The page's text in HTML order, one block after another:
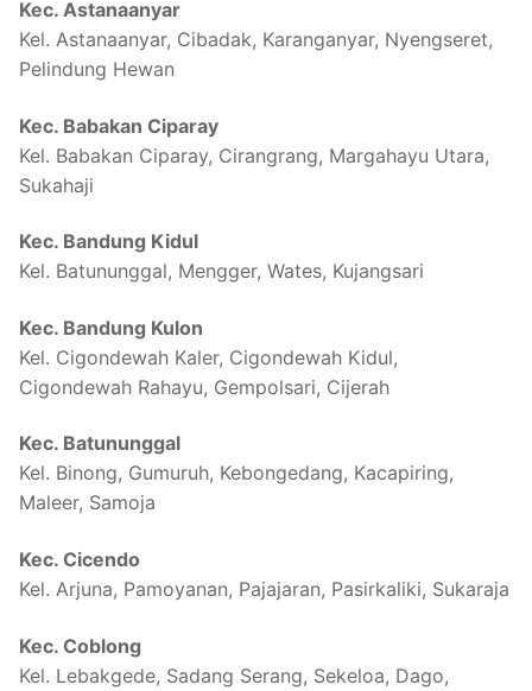
Kec. Astanaanyar
Kel. Astanaanyar, Cibadak, Karanganyar, Nyengseret,
Pelindung Hewan
Kec. Babakan Ciparay
Kel. Babakan Ciparay, Cirangrang, Margahayu Utara,
Sukahaji
Kec. Bandung Kidul
Kel. Batununggal, Mengger, Wates, Kujangsari
Kec. Bandung Kulon
Kel. Cigondewah Kaler, Cigondewah Kidul,
Cigondewah Rahayu, Gempolsari, Cijerah
Kec. Batununggal
Kel. Binong, Gumuruh, Kebongedang, Kacapiring,
Maleer, Samoja
Kec. Cicendo
Kel. Arjuna, Pamoyanan, Pajajaran, Pasirkaliki, Sukaraja
Kec. Coblong
Kel. Lebakgede, Sadang Serang, Sekeloa, Dago,